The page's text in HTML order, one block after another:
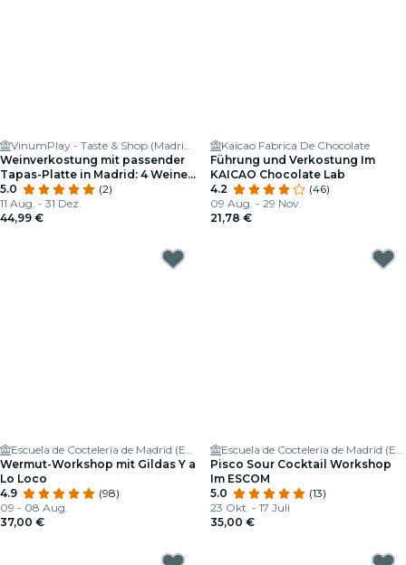
VinumPlay - Taste & Shop (Madrid - Las Letras)
Weinverkostung mit passender
Tapas-Platte in Madrid: 4 Weine
+ 4 Tapas
5.0
(2)
11 Aug. - 31 Dez.
44,99 €
Kaicao Fabrica De Chocolate
Führung und Verkostung Im
KAICAO Chocolate Lab
4.2
(46)
09 Aug. - 29 Nov.
21,78 €
Escuela de Coctelería de Madrid (ESCOM)
Wermut-Workshop mit Gildas Y a
Lo Loco
4.9
(98)
09 - 08 Aug.
37,00 €
Escuela de Coctelería de Madrid (ESCOM)
Pisco Sour Cocktail Workshop
Im ESCOM
5.0
(13)
23 Okt. - 17 Juli
35,00 €